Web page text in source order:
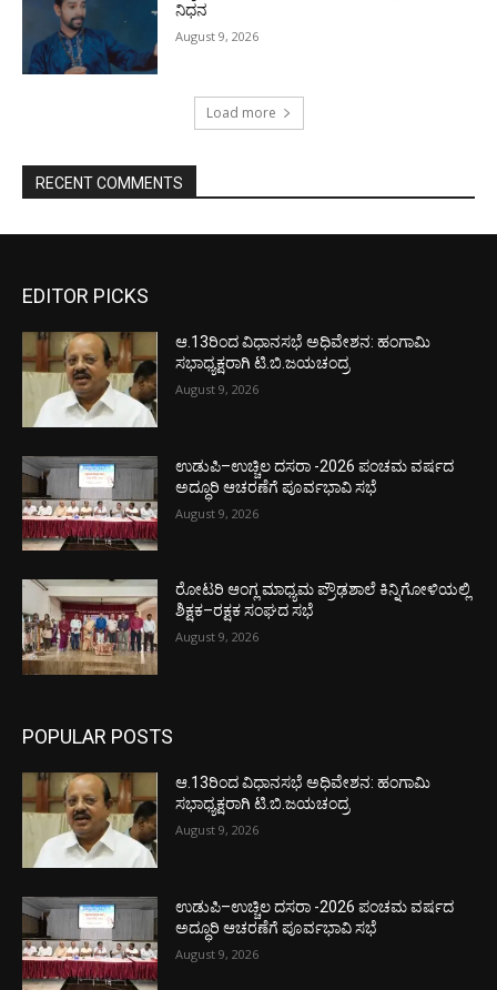
ನಿಧನ
August 9, 2026
Load more
RECENT COMMENTS
EDITOR PICKS
ಆ.13ರಿಂದ ವಿಧಾನಸಭೆ ಅಧಿವೇಶನ: ಹಂಗಾಮಿ
ಸಭಾಧ್ಯಕ್ಷರಾಗಿ ಟಿ.ಬಿ.ಜಯಚಂದ್ರ
August 9, 2026
ಉಡುಪಿ–ಉಚ್ಚಿಲ ದಸರಾ -2026 ಪಂಚಮ ವರ್ಷದ
ಅದ್ಧೂರಿ ಆಚರಣೆಗೆ ಪೂರ್ವಭಾವಿ ಸಭೆ
August 9, 2026
ರೋಟರಿ ಆಂಗ್ಲ ಮಾಧ್ಯಮ ಪ್ರೌಢಶಾಲೆ ಕಿನ್ನಿಗೋಳಿಯಲ್ಲಿ
ಶಿಕ್ಷಕ–ರಕ್ಷಕ ಸಂಘದ ಸಭೆ
August 9, 2026
POPULAR POSTS
ಆ.13ರಿಂದ ವಿಧಾನಸಭೆ ಅಧಿವೇಶನ: ಹಂಗಾಮಿ
ಸಭಾಧ್ಯಕ್ಷರಾಗಿ ಟಿ.ಬಿ.ಜಯಚಂದ್ರ
August 9, 2026
ಉಡುಪಿ–ಉಚ್ಚಿಲ ದಸರಾ -2026 ಪಂಚಮ ವರ್ಷದ
ಅದ್ಧೂರಿ ಆಚರಣೆಗೆ ಪೂರ್ವಭಾವಿ ಸಭೆ
August 9, 2026